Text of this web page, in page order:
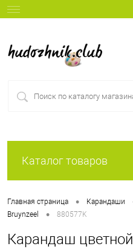
Каталог товаров
Главная страница • Карандаши
Bruynzeel • 880577K
Карандаш